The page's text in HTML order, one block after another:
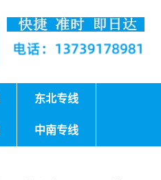
东北专线
中南专线